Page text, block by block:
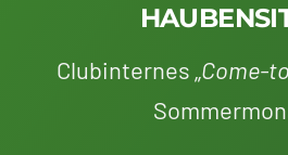
Clubinternes „ Come-